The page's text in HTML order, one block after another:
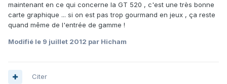
maintenant en ce qui concerne la GT 520 , c'est une très bonne
carte graphique ... si on est pas trop gourmand en jeux , ça reste
quand même de l'entrée de gamme !
Modifié le 9 juillet 2012 par Hicham
Citer